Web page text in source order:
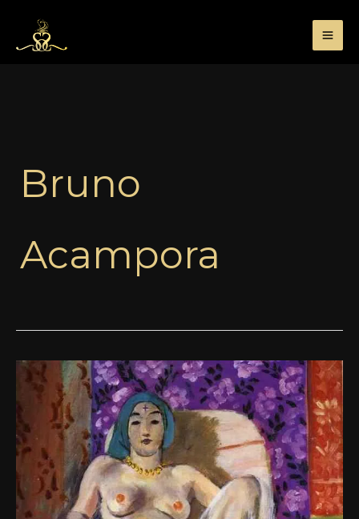
treści
Bruno
Acampora
Studuim
bezwstydu
Blu
Bruno
Acampora